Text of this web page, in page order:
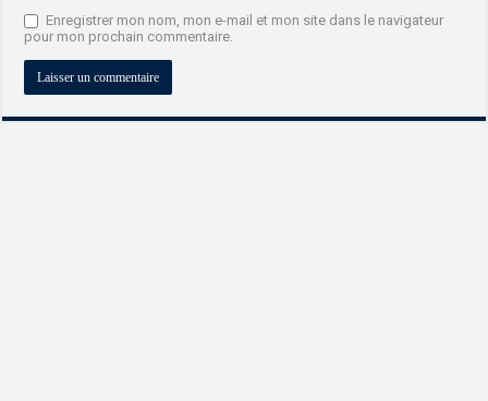
Enregistrer mon nom, mon e-mail et mon site dans le navigateur
pour mon prochain commentaire.